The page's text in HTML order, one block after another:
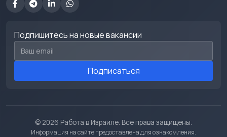
Подпишитесь на новые вакансии
Email для подписки
Подписаться
© 2026 Работа в Израиле. Все права защищены.
Информация на сайте предоставлена для ознакомления.